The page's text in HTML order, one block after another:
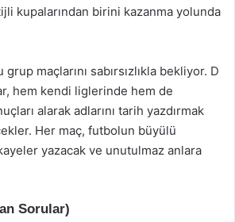
kupalarından birini kazanma yolunda
maçlarını sabırsızlıkla bekliyor. D
hem kendi liglerinde hem de
alarak adlarını tarih yazdırmak
Her maç, futbolun büyülü
yazacak ve unutulmaz anlara
Sorular)